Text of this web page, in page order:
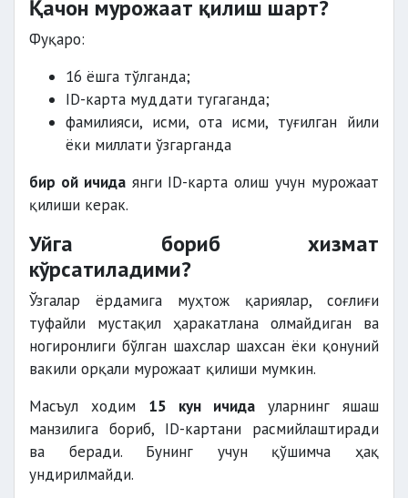
Қачон мурожаат қилиш шарт?
Фуқаро:
16 ёшга тўлганда;
ID-карта муддати тугаганда;
фамилияси, исми, ота исми, туғилган йили
ёки миллати ўзгарганда
бир ой ичидаянги ID-карта олиш учун мурожаат
қилиши керак.
Уйга бориб хизмат
кўрсатиладими?
Ўзгалар ёрдамига муҳтож қариялар, соғлиғи
туфайли мустақил ҳаракатлана олмайдиган ва
ногиронлиги бўлган шахслар шахсан ёки қонуний
вакили орқали мурожаат қилиши мумкин.
Масъул ходим 15 кун ичида уларнинг яшаш
манзилига бориб, ID-картани расмийлаштиради
ва беради. Бунинг учун қўшимча ҳақ
ундирилмайди.